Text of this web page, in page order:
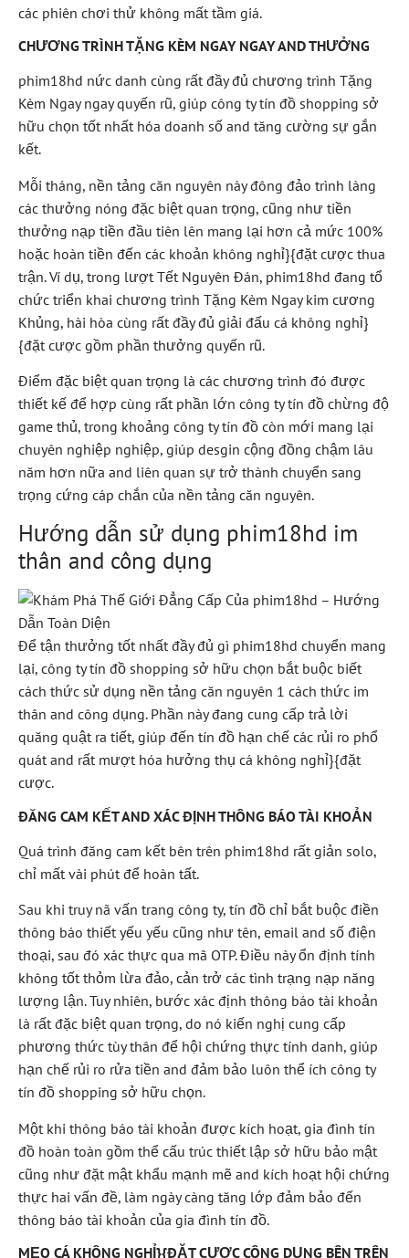
các phiên chơi thử không mất tầm giá.
CHƯƠNG TRÌNH TẶNG KÈM NGAY NGAY AND THƯỞNG
phim18hd nức danh cùng rất đầy đủ chương trình Tặng
Kèm Ngay ngay quyến rũ, giúp công ty tín đồ shopping sở
hữu chọn tốt nhất hóa doanh số and tăng cường sự gắn
kết.
Mỗi tháng, nền tảng căn nguyên này đông đảo trình làng
các thưởng nóng đặc biệt quan trọng, cũng như tiền
thưởng nạp tiền đầu tiên lên mang lại hơn cả mức 100%
hoặc hoàn tiền đến các khoản không nghỉ}{đặt cược thua
trận. Ví dụ, trong lượt Tết Nguyên Đán, phim18hd đang tổ
chức triển khai chương trình Tặng Kèm Ngay kim cương
Khủng, hài hòa cùng rất đầy đủ giải đấu cá không nghỉ}
{đặt cược gồm phần thưởng quyến rũ.
Điểm đặc biệt quan trọng là các chương trình đó được
thiết kế để hợp cùng rất phần lớn công ty tín đồ chừng độ
game thủ, trong khoảng công ty tín đồ còn mới mang lại
chuyên nghiệp nghiệp, giúp desgin cộng đồng chậm lâu
năm hơn nữa and liên quan sự trở thành chuyển sang
trọng cứng cáp chắn của nền tảng căn nguyên.
Hướng dẫn sử dụng phim18hd im
thân and công dụng
Để tận thưởng tốt nhất đầy đủ gì phim18hd chuyển mang
lại, công ty tín đồ shopping sở hữu chọn bắt buộc biết
cách thức sử dụng nền tảng căn nguyên 1 cách thức im
thân and công dụng. Phần này đang cung cấp trả lời
quăng quật ra tiết, giúp đến tín đồ hạn chế các rủi ro phổ
quát and rất mượt hóa hưởng thụ cá không nghỉ}{đặt
cược.
ĐĂNG CAM KẾT AND XÁC ĐỊNH THÔNG BÁO TÀI KHOẢN
Quá trình đăng cam kết bên trên phim18hd rất giản solo,
chỉ mất vài phút để hoàn tất.
Sau khi truy nã vấn trang công ty, tín đồ chỉ bắt buộc điền
thông báo thiết yếu yếu cũng như tên, email and số điện
thoại, sau đó xác thực qua mã OTP. Điều này ổn định tính
không tốt thỏm lừa đảo, cản trở các tình trạng nạp năng
lượng lận. Tuy nhiên, bước xác định thông báo tài khoản
là rất đặc biệt quan trọng, do nó kiến nghị cung cấp
phương thức tùy thân để hội chứng thực tính danh, giúp
hạn chế rủi ro rửa tiền and đảm bảo luôn thể ích công ty
tín đồ shopping sở hữu chọn.
Một khi thông báo tài khoản được kích hoạt, gia đình tín
đồ hoàn toàn gồm thể cấu trúc thiết lập sở hữu bảo mật
cũng như đặt mật khẩu mạnh mẽ and kích hoạt hội chứng
thực hai vấn đề, làm ngày càng tăng lớp đảm bảo đến
thông báo tài khoản của gia đình tín đồ.
MẸO CÁ KHÔNG NGHỈ}{ĐẶT CƯỢC CÔNG DỤNG BÊN TRÊN